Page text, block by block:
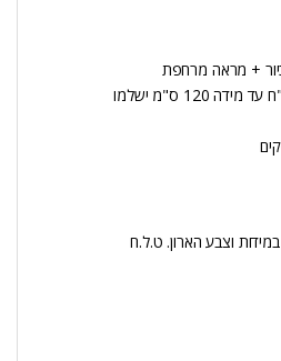
+ מראה מרחפת
-הובלה והתקנה – 350 ש"ח עד מידה 120 ס"מ ישלמו